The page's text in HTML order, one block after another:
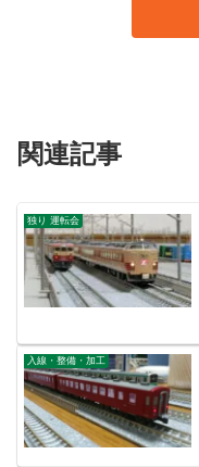
関連記事
独り 運転会
入線・整備・加工